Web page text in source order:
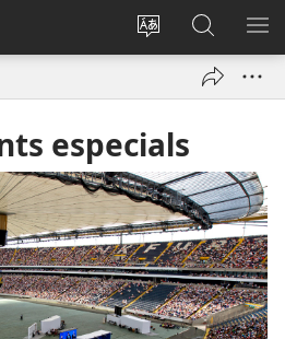
Canvia
d’idioma
Inicia
sessió
nova)
Cerca
jw.org
especials